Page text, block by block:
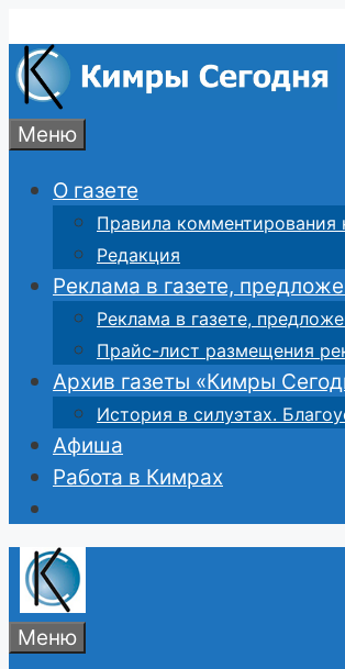
к
содержимому
Меню
О газете
Правила комментирования
Редакция
Реклама в газете,
Реклама в газете,
Прайс-лист размещения
Архив газеты «Кимры
История в силуэтах.
Афиша
Работа в Кимрах
Меню